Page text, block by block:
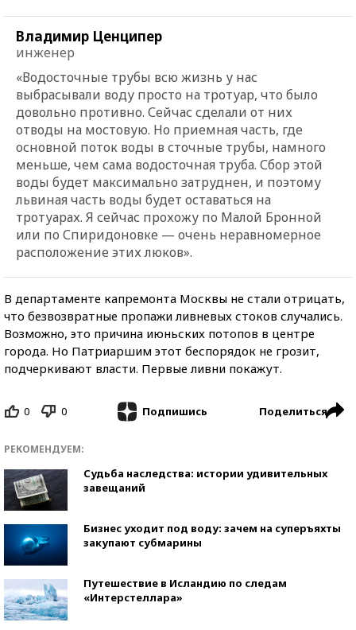
Владимир Ценципер
инженер
«Водосточные трубы всю жизнь у нас
выбрасывали воду просто на тротуар, что было
довольно противно. Сейчас сделали от них
отводы на мостовую. Но приемная часть, где
основной поток воды в сточные трубы, намного
меньше, чем сама водосточная труба. Сбор этой
воды будет максимально затруднен, и поэтому
львиная часть воды будет оставаться на
тротуарах. Я сейчас прохожу по Малой Бронной
или по Спиридоновке — очень неравномерное
расположение этих люков».
В департаменте капремонта Москвы не стали отрицать,
что безвозвратные пропажи ливневых стоков случались.
Возможно, это причина июньских потопов в центре
города. Но Патриаршим этот беспорядок не грозит,
подчеркивают власти. Первые ливни покажут.
0 0 Подпишись Поделиться
РЕКОМЕНДУЕМ:
Судьба наследства: истории удивительных
завещаний
Бизнес уходит под воду: зачем на суперъяхты
закупают субмарины
Путешествие в Исландию по следам
«Интерстеллара»